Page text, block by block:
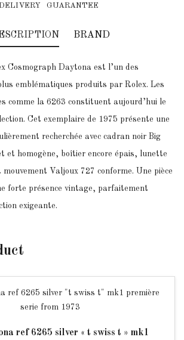
GUARANTEE
BRAND
Cosmograph Daytona est l’un des
emblématiques produits par Rolex. Les
comme la 6263 constituent aujourd’hui le
Cet exemplaire de 1975 présente une
recherchée avec cadran noir Big
et homogène, boîtier encore épais, lunette
mouvement Valjoux 727 conforme. Une pièce
forte présence vintage, parfaitement
exigeante.
ref 6265 silver « t swiss t » mk1